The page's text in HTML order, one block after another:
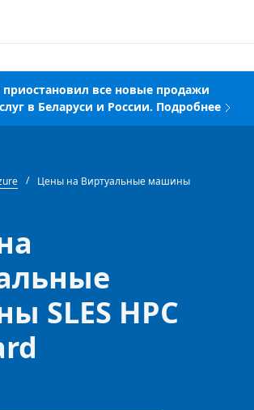
все новые продажи
в Беларуси и России. Подробнее
Цены на Виртуальные машины
SLES HPC